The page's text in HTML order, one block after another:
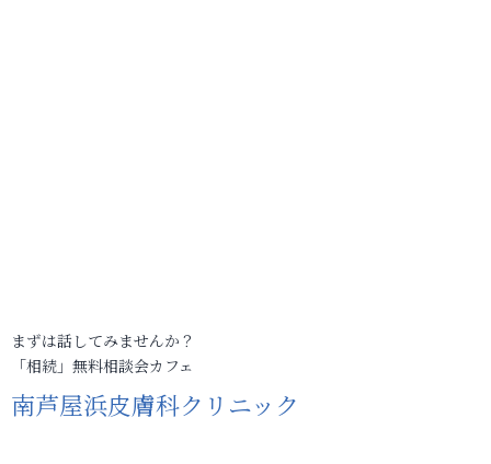
まずは話してみませんか？
「相続」無料相談会カフェ
南芦屋浜皮膚科クリニック